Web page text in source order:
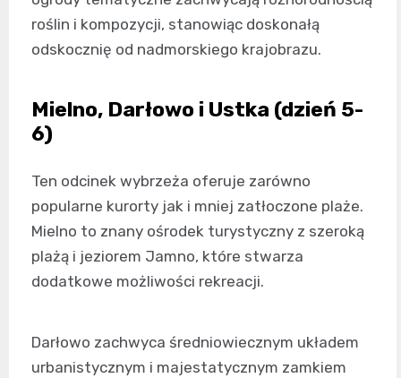
roślin i kompozycji, stanowiąc doskonałą
odskocznię od nadmorskiego krajobrazu.
Mielno, Darłowo i Ustka (dzień 5-
6)
Ten odcinek wybrzeża oferuje zarówno
popularne kurorty jak i mniej zatłoczone plaże.
Mielno to znany ośrodek turystyczny z szeroką
plażą i jeziorem Jamno, które stwarza
dodatkowe możliwości rekreacji.
Darłowo zachwyca średniowiecznym układem
urbanistycznym i majestatycznym zamkiem